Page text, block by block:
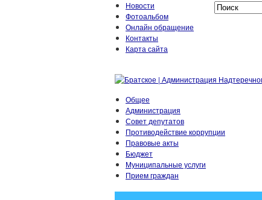
Новости
Фотоальбом
Онлайн обращение
Контакты
Карта сайта
Общее
Администрация
Совет депутатов
Противодействие коррупции
Правовые акты
Бюджет
Муниципальные услуги
Прием граждан